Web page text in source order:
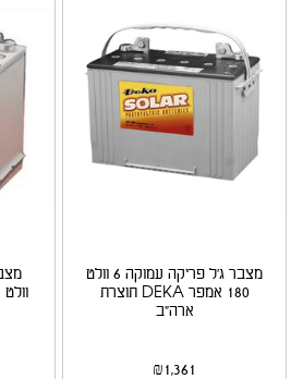
מצבר ג'ל פריקה עמוקה 6 וולט
180 אמפר DEKA תוצרת
ארה"ב
₪1,361